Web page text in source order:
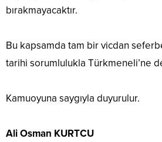
bırakmayacaktır.
Bu kapsamda tam bir vicdan
tarihi sorumlulukla Türkmeneli’ne
Kamuoyuna saygıyla duyurulur.
Ali Osman KURTCU